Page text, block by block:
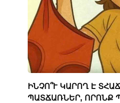
ԻՆՉՈ՞Ւ ԿԱՐՈՂ Է
ՊԱՏՃԱՌՆԵՐ, ՈՐՈՆՔ